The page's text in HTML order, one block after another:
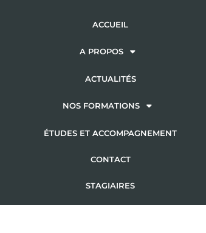
ACCUEIL
A PROPOS
ACTUALITÉS
NOS FORMATIONS
ÉTUDES ET ACCOMPAGNEMENT
CONTACT
STAGIAIRES